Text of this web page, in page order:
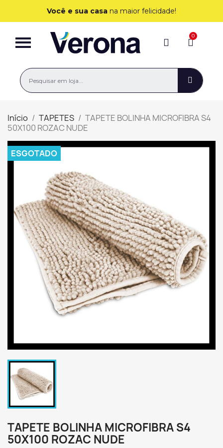
Você e sua casa na maior felicidade!
Início TAPETES
TAPETE BOLINHA MICROFIBRA S4
50X100 ROZAC NUDE
ESGOTADO
TAPETE BOLINHA MICROFIBRA S4
50X100 ROZAC NUDE